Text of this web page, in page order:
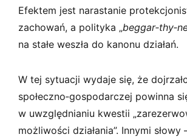
Efektem jest narastanie
zachowań, a polityka „
na stałe weszła do kanonu działań.
W tej sytuacji wydaje się, że
społeczno­‑gospodarczej powinna
w uwzględnianiu kwestii
możliwości działania”. Innymi słowy